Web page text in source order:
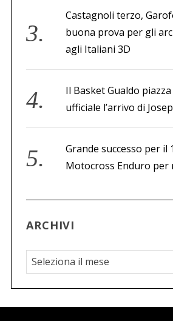
Castagnoli terzo,
buona prova per gli
agli Italiani 3D
Il Basket Gualdo
ufficiale l’arrivo di
Grande successo per il
Motocross Enduro per
ARCHIVI
A
r
c
h